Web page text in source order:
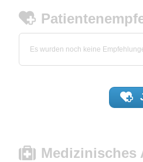
Es wurden noch keine
Medizinisches